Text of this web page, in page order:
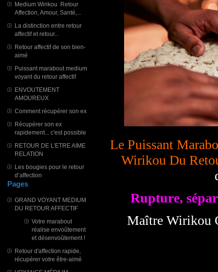
Medium Wirikou Retour
Affection, Amour, Santé,...
La distinction entre retour
affectif et retour...
Retour affectif de son bien-
aimé
Puissant marabout medium
voyant du retour affectif
ENVOUTEMENT
AMOUREUX
Comment récupérer son ex
Récupérer son ex
rapidement... c'est possible
RETOUR DE L'ETRE AIME
RELATION
Les bougies pour le retour
d’affection
Pages
GRAND VOYANT MEDIUM
DU RETOUR AFFECTIF
Votre marabout
réalise envoûtement
et désenvoûtement !
Retour d'affection rapide,
récupérer votre être-aimé
Le Puissant
Wirikou Du
Rupture,
Maître Wirikou